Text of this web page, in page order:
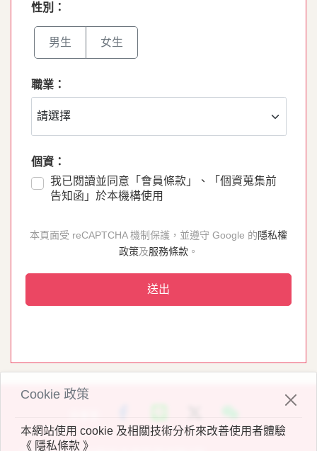
性別：
男生 女生
職業：
個資：
我已閱讀並同意「 會員條款 」、「 個資蒐集前
告知函 」於本機構使用
本頁面受 reCAPTCHA 機制保護，並遵守 Google 的隱私權
政策及服務條款 。
送出
Cookie 政策
本網站使用 cookie 及相關技術分析來改善使用者體驗
《 隱私條款 》